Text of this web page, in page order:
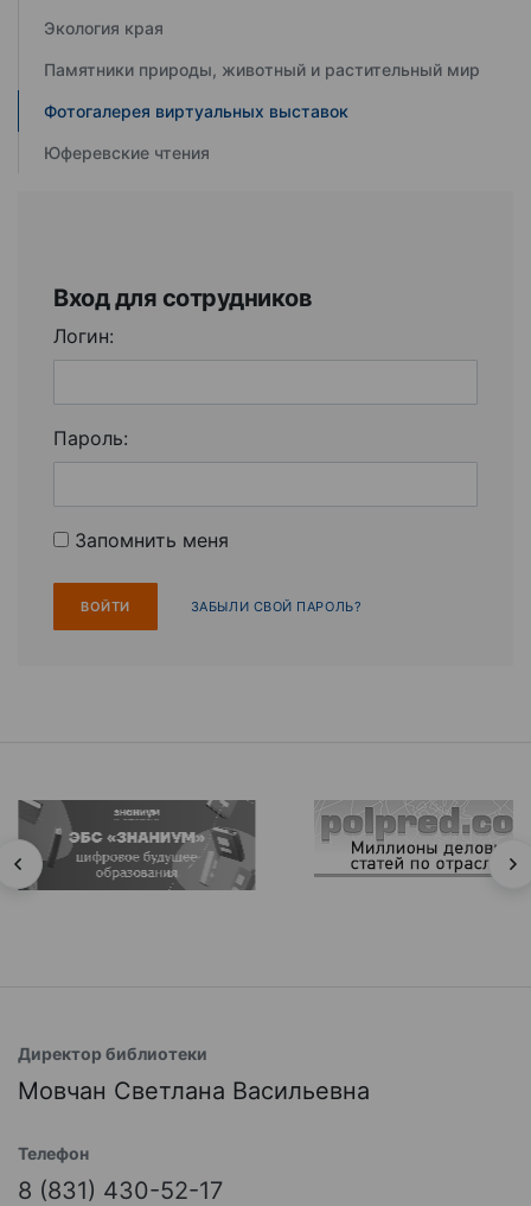
Экология края
Памятники природы, животный и растительный мир
Фотогалерея виртуальных выставок
Юферевские чтения
Вход для сотрудников
Логин:
Пароль:
Запомнить меня
ЗАБЫЛИ СВОЙ ПАРОЛЬ?
Директор библиотеки
Мовчан Светлана Васильевна
Телефон
8 (831) 430-52-17